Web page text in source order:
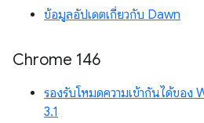
ข้อมูลอัปเดตเกี่ยวกับ Dawn
Chrome 146
รองรับโหมดความเข้ากันได้ของ
3.1